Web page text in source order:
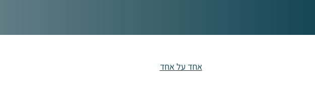
אחד על אחד